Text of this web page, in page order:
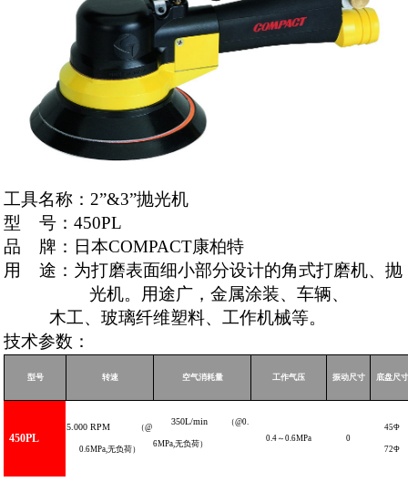
工具名称： 2”&3”抛光机
型
号：450PL
品
牌：日本COMPACT康柏特
用
途：为打磨表面细小部分设计的角式打磨机、抛
光机。用途广，金属涂装、车辆、
木工、玻璃纤维塑料、工作机械等。
技术参数：
型号 转速 空气消耗量 工作气压 振动尺寸 底盘尺寸
450PL
5.000RPM （@
0.6MPa, 无负荷）
350L/min （@0.
6MPa ,无负荷）
0.4～ 0.6MPa 0
45Φ
72Φ